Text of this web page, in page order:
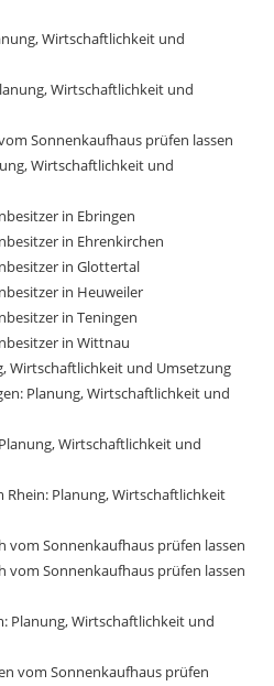
Wirtschaftlichkeit und
Wirtschaftlichkeit und
Sonnenkaufhaus prüfen lassen
Wirtschaftlichkeit und
in Ebringen
in Ehrenkirchen
in Glottertal
in Heuweiler
in Teningen
in Wittnau
Wirtschaftlichkeit und Umsetzung
Planung, Wirtschaftlichkeit und
Wirtschaftlichkeit und
Rhein: Planung, Wirtschaftlichkeit
vom Sonnenkaufhaus prüfen lassen
vom Sonnenkaufhaus prüfen lassen
Planung, Wirtschaftlichkeit und
vom Sonnenkaufhaus prüfen